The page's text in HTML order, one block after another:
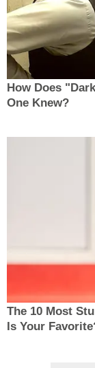
How Does
One Knew?
The 10 Most
Is Your